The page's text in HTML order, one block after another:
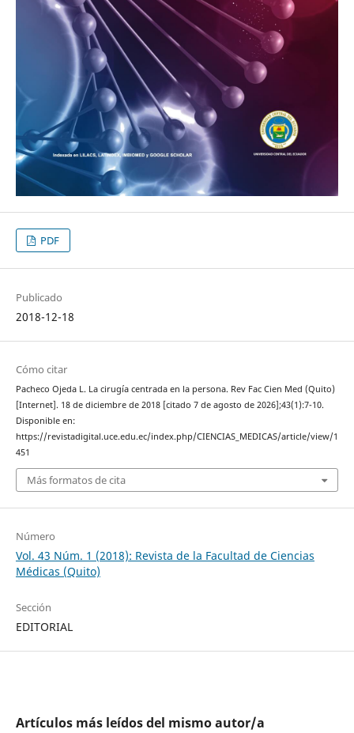
PDF
Publicado
2018-12-18
Cómo citar
Pacheco Ojeda L. La cirugía centrada en la persona. Rev Fac Cien Med (Quito)
[Internet]. 18 de diciembre de 2018 [citado 7 de agosto de 2026];43(1):7-10.
Disponible en:
https://revistadigital.uce.edu.ec/index.php/CIENCIAS_MEDICAS/article/view/1
451
Más formatos de cita
Número
Vol. 43 Núm. 1 (2018): Revista de la Facultad de Ciencias
Médicas (Quito)
Sección
EDITORIAL
Artículos más leídos del mismo autor/a